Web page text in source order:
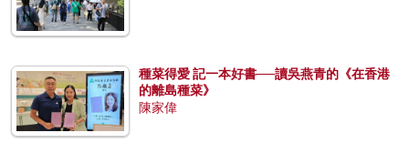
種菜得愛 記一本好書──讀吳燕青的《在香港
的離島種菜》
陳家偉